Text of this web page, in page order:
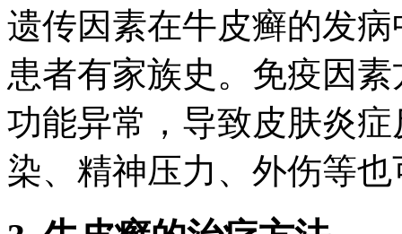
遗传因素在牛皮癣的发
患者有家族史。免疫因
功能异常，导致皮肤炎
染、精神压力、外伤等